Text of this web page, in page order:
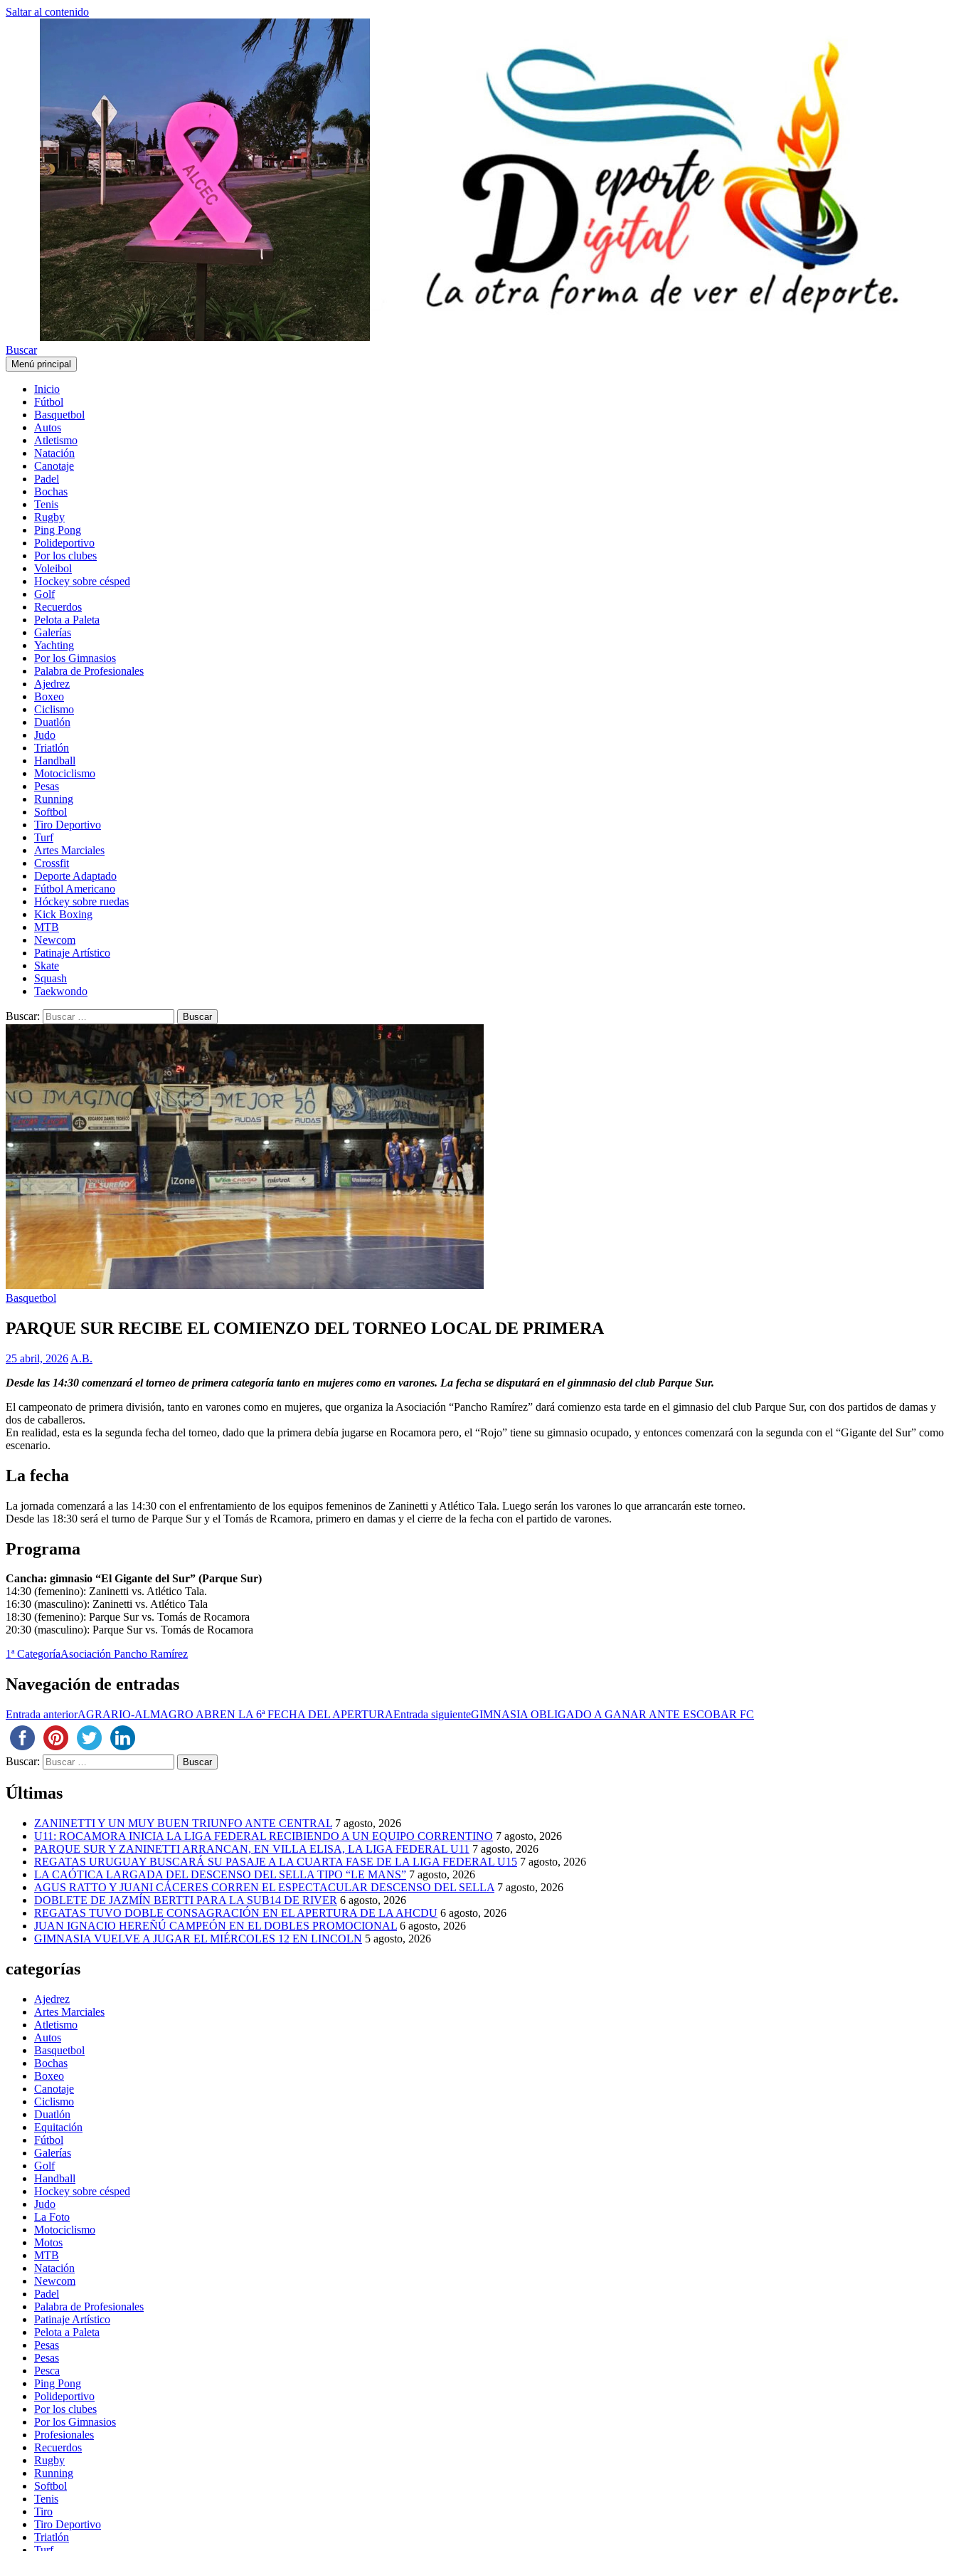
Saltar al contenido
Buscar
Menú principal
Inicio
Fútbol
Basquetbol
Autos
Atletismo
Natación
Canotaje
Padel
Bochas
Tenis
Rugby
Ping Pong
Polideportivo
Por los clubes
Voleibol
Hockey sobre césped
Golf
Recuerdos
Pelota a Paleta
Galerías
Yachting
Por los Gimnasios
Palabra de Profesionales
Ajedrez
Boxeo
Ciclismo
Duatlón
Judo
Triatlón
Handball
Motociclismo
Pesas
Running
Softbol
Tiro Deportivo
Turf
Artes Marciales
Crossfit
Deporte Adaptado
Fútbol Americano
Hóckey sobre ruedas
Kick Boxing
MTB
Newcom
Patinaje Artístico
Skate
Squash
Taekwondo
Buscar:
Basquetbol
PARQUE SUR RECIBE EL COMIENZO DEL TORNEO LOCAL DE PRIMERA
25 abril, 2026 A.B.
Desde las 14:30 comenzará el torneo de primera categoría tanto en mujeres como en varones. La fecha se disputará en el ginmnasio del club Parque Sur.
El campeonato de primera división, tanto en varones como en mujeres, que organiza la Asociación “Pancho Ramírez” dará comienzo esta tarde en el gimnasio del club Parque Sur, con dos partidos de damas y
dos de caballeros.
En realidad, esta es la segunda fecha del torneo, dado que la primera debía jugarse en Rocamora pero, el “Rojo” tiene su gimnasio ocupado, y entonces comenzará con la segunda con el “Gigante del Sur” como
escenario.
La fecha
La jornada comenzará a las 14:30 con el enfrentamiento de los equipos femeninos de Zaninetti y Atlético Tala. Luego serán los varones lo que arrancarán este torneo.
Desde las 18:30 será el turno de Parque Sur y el Tomás de Rcamora, primero en damas y el cierre de la fecha con el partido de varones.
Programa
Cancha: gimnasio “El Gigante del Sur” (Parque Sur)
14:30 (femenino): Zaninetti vs. Atlético Tala.
16:30 (masculino): Zaninetti vs. Atlético Tala
18:30 (femenino): Parque Sur vs. Tomás de Rocamora
20:30 (masculino): Parque Sur vs. Tomás de Rocamora
1ª CategoríaAsociación Pancho Ramírez
Navegación de entradas
Entrada anteriorAGRARIO-ALMAGRO ABREN LA 6ª FECHA DEL APERTURAEntrada siguienteGIMNASIA OBLIGADO A GANAR ANTE ESCOBAR FC
Buscar:
Últimas
ZANINETTI Y UN MUY BUEN TRIUNFO ANTE CENTRAL 7 agosto, 2026
U11: ROCAMORA INICIA LA LIGA FEDERAL RECIBIENDO A UN EQUIPO CORRENTINO 7 agosto, 2026
PARQUE SUR Y ZANINETTI ARRANCAN, EN VILLA ELISA, LA LIGA FEDERAL U11 7 agosto, 2026
REGATAS URUGUAY BUSCARÁ SU PASAJE A LA CUARTA FASE DE LA LIGA FEDERAL U15 7 agosto, 2026
LA CAÓTICA LARGADA DEL DESCENSO DEL SELLA TIPO “LE MANS” 7 agosto, 2026
AGUS RATTO Y JUANI CÁCERES CORREN EL ESPECTACULAR DESCENSO DEL SELLA 7 agosto, 2026
DOBLETE DE JAZMÍN BERTTI PARA LA SUB14 DE RIVER 6 agosto, 2026
REGATAS TUVO DOBLE CONSAGRACIÓN EN EL APERTURA DE LA AHCDU 6 agosto, 2026
JUAN IGNACIO HEREÑÚ CAMPEÓN EN EL DOBLES PROMOCIONAL 6 agosto, 2026
GIMNASIA VUELVE A JUGAR EL MIÉRCOLES 12 EN LINCOLN 5 agosto, 2026
categorías
Ajedrez
Artes Marciales
Atletismo
Autos
Basquetbol
Bochas
Boxeo
Canotaje
Ciclismo
Duatlón
Equitación
Fútbol
Galerías
Golf
Handball
Hockey sobre césped
Judo
La Foto
Motociclismo
Motos
MTB
Natación
Newcom
Padel
Palabra de Profesionales
Patinaje Artístico
Pelota a Paleta
Pesas
Pesas
Pesca
Ping Pong
Polideportivo
Por los clubes
Por los Gimnasios
Profesionales
Recuerdos
Rugby
Running
Softbol
Tenis
Tiro
Tiro Deportivo
Triatlón